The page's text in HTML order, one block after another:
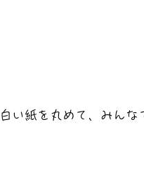
白い紙を丸めて、みん